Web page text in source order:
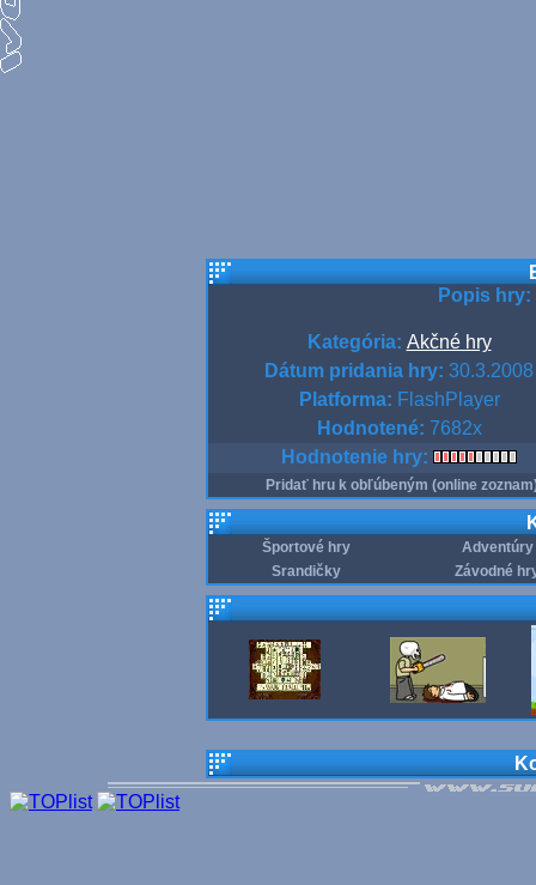
Popis hry:
Kategória: Akčné hry
Dátum pridania hry: 30.3.2008
Platforma: FlashPlayer
Hodnotené: 7682x
Hodnotenie hry:
Pridať hru k obľúbeným (online
Športové hry
Adventúry
Srandičky
Závodné